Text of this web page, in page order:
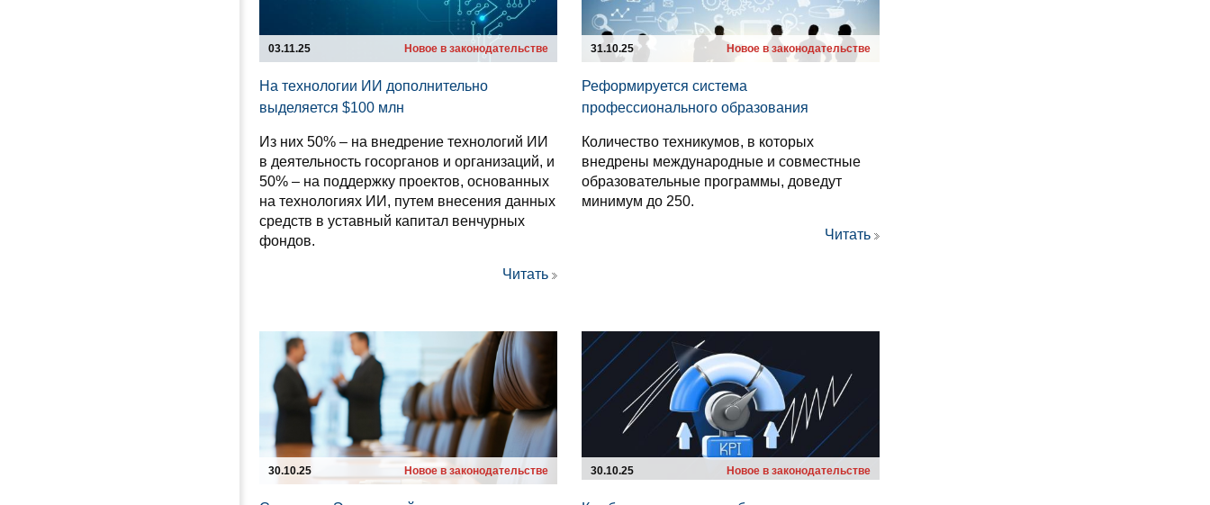
03.11.25 Новое в законодательстве
На технологии ИИ дополнительно
выделяется $100 млн
Из них 50% – на внедрение технологий ИИ
в деятельность госорганов и организаций, и
50% – на поддержку проектов, основанных
на технологиях ИИ, путем внесения данных
средств в уставный капитал венчурных
фондов.
Читать
31.10.25 Новое в законодательстве
Реформируется система
профессионального образования
Количество техникумов, в которых
внедрены международные и совместные
образовательные программы, доведут
минимум до 250.
Читать
30.10.25 Новое в законодательстве 30.10.25 Новое в законодательстве